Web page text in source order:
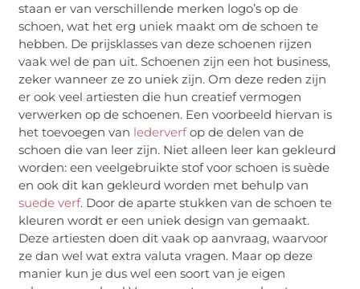
staan er van verschillende merken logo’s op de
schoen, wat het erg uniek maakt om de schoen te
hebben. De prijsklasses van deze schoenen rijzen
vaak wel de pan uit. Schoenen zijn een hot business,
zeker wanneer ze zo uniek zijn. Om deze reden zijn
er ook veel artiesten die hun creatief vermogen
verwerken op de schoenen. Een voorbeeld hiervan is
het toevoegen van lederverfop de delen van de
schoen die van leer zijn. Niet alleen leer kan gekleurd
worden: een veelgebruikte stof voor schoen is suède
en ook dit kan gekleurd worden met behulp van
suede verf. Door de aparte stukken van de schoen te
kleuren wordt er een uniek design van gemaakt.
Deze artiesten doen dit vaak op aanvraag, waarvoor
ze dan wel wat extra valuta vragen. Maar op deze
manier kun je dus wel een soort van je eigen